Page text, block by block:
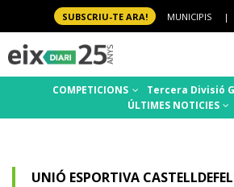
SUBSCRIU-TE ARA! MUNICIPIS |
COMPETICIONS
Tercera Divisió
ÚLTIMES NOTICIES
UNIÓ ESPORTIVA